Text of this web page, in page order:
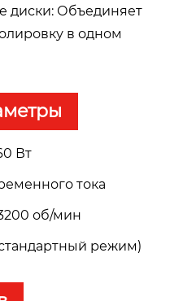
диски: Объединяет
в одном
Вт
тока
об/мин
режим)